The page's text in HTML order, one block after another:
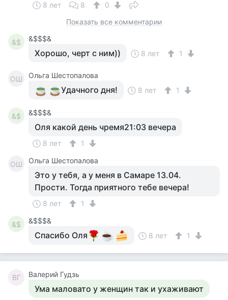
8 лет 8
0
Показать все комментарии
&$ &$$$&
Хорошо, черт с ним)) 8 лет 1
ОШ Ольга Шестопалова
Удачного дня! 8 лет 1
&$ &$$$&
Оля какой день чремя21:03 вечера
8 лет 1
ОШ Ольга Шестопалова
Это у тебя, а у меня в Самаре 13.04.
Прости. Тогда приятного тебе вечера!
8 лет 1
&$ &$$$&
Спасибо Оля 8 лет 1
ВГ Валерий Гудзь
Ума маловато у женщин так и ухаживают